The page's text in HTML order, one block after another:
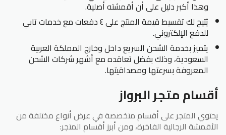
وهذا أكبر دليل على أن أقمشته أصلية.
يُتيح لك تقسيط قيمة المنتج على ٤ دفعات مع خدمات تابي
للدفع الإلكتروني.
يتميز بخدمة الشحن السريع داخل وخارج المملكة العربية
السعودية، وذلك بفضل تعاقده مع أشهر شركات الشحن
المعروفة بسرعتها ومصداقيتها.
أقسام متجر البرواز
يحتوي المتجر على أقسام متخصصة في عرض أنواع مختلفة من
الأقمشة الرجالية الفاخرة، ومن أبرز أقسام المتجر: